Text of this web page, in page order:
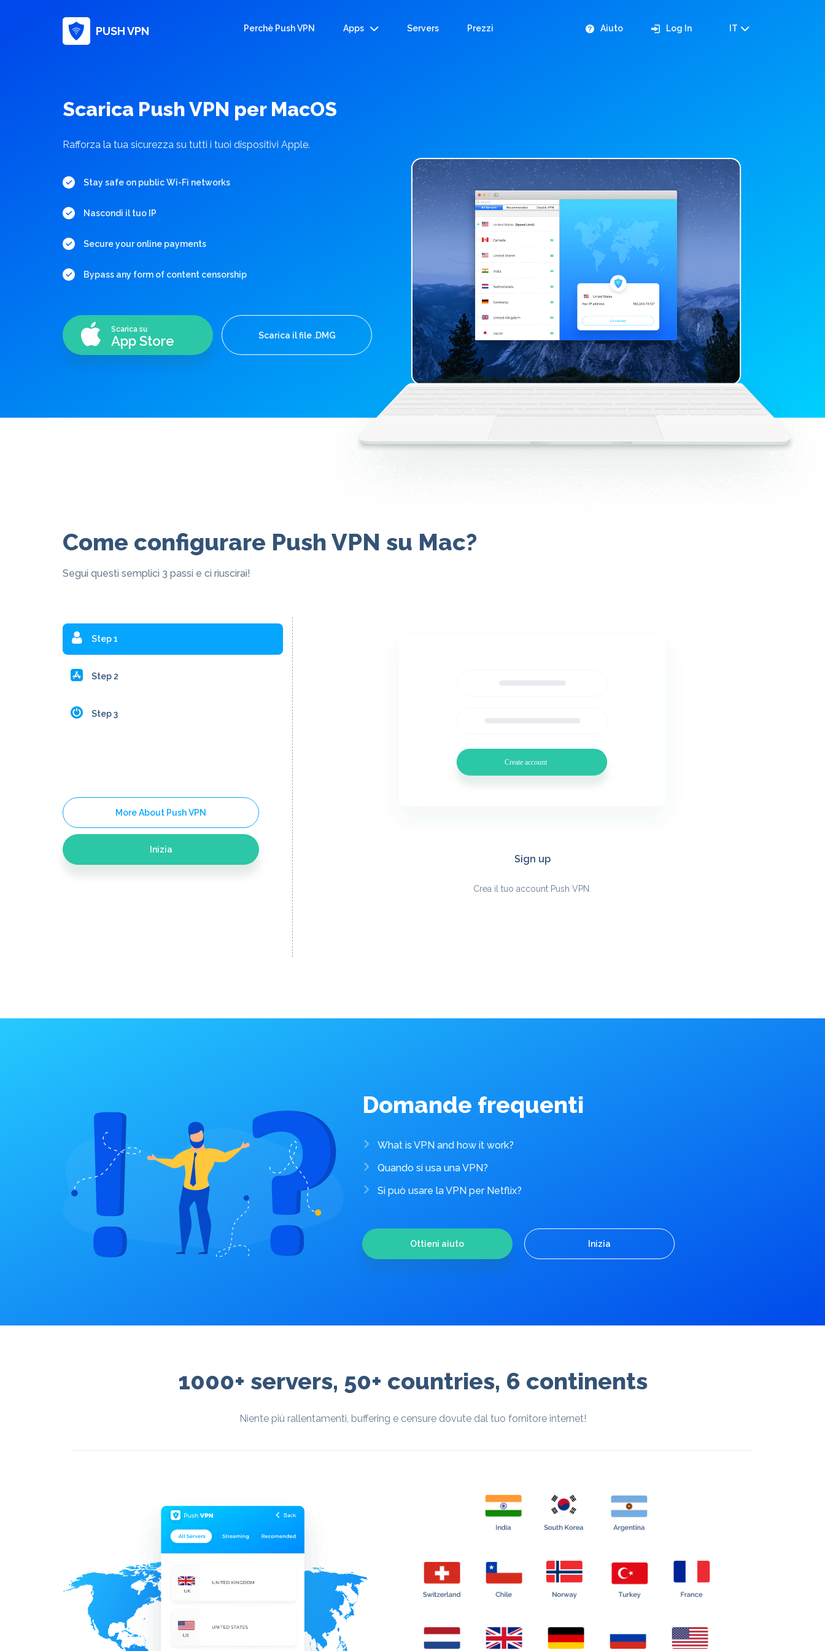
PUSH VPN Perchè Push VPN Apps Servers Prezzi Aiuto Log In IT
Scarica Push VPN per MacOS
Rafforza la tua sicurezza su tutti i tuoi dispositivi Apple.
Stay safe on public Wi-Fi networks
Nascondi il tuo IP
Secure your online payments
Bypass any form of content censorship
Scarica su
App Store Scarica il file .DMG
Come configurare Push VPN su Mac?
Segui questi semplici 3 passi e ci riuscirai!
Step 1
Step 2
Step 3
More About Push VPN
Inizia
Sign up
Crea il tuo account Push VPN.
Domande frequenti
What is VPN and how it work?
Quando si usa una VPN?
Si può usare la VPN per Netflix?
Ottieni aiuto Inizia
1000+ servers, 50+ countries, 6 continents
Niente più rallentamenti, buffering e censure dovute dal tuo fornitore internet!